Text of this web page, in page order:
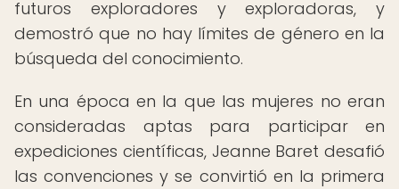
futuros exploradores y exploradoras, y
demostró que no hay límites de género en la
búsqueda del conocimiento.
En una época en la que las mujeres no eran
consideradas aptas para participar en
expediciones científicas, Jeanne Baret desafió
las convenciones y se convirtió en la primera